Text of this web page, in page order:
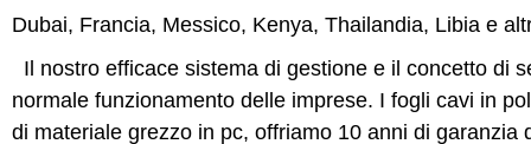
Dubai, Francia, Messico, Kenya, Thailandia, Libia e
Il nostro efficace sistema di gestione e il concetto di
normale funzionamento delle imprese. I fogli cavi in
di materiale grezzo in pc, offriamo 10 anni di